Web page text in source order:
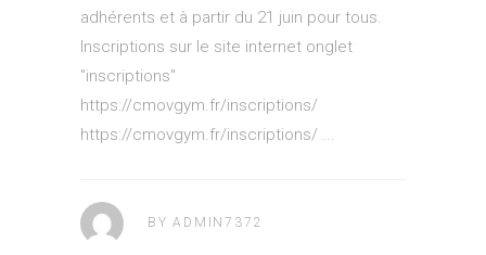
adhérents et à partir du 21 juin pour tous.
Inscriptions sur le site internet onglet
"inscriptions"
https://cmovgym.fr/inscriptions/
https://cmovgym.fr/inscriptions/
BY ADMIN7372